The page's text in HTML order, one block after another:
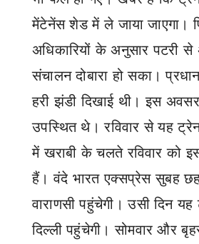
मेंटेनेंस शेड में ले जाया जाएगा।
अधिकारियों के अनुसार पटरी
संचालन दोबारा हो सका।
हरी झंडी दिखाई थी। इस
उपस्थित थे। रविवार से यह
में खराबी के चलते रविवार को
हैं।वंदे भारत एक्सप्रेस सुबह छह
वाराणसी पहुंचेगी। उसी दिन
दिल्ली पहुंचेगी। सोमवार और